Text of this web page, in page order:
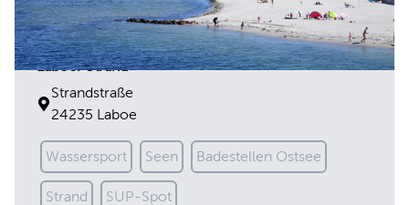
Laboer Strand
Strandstraße
24235 Laboe
Wassersport Seen Badestellen Ostsee
Strand SUP-Spot